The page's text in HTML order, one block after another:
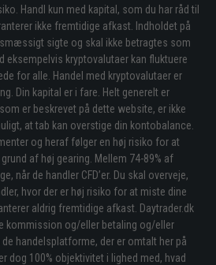
Handl kun med kapital, som du har råd til
ikke fremtidige afkast. Indholdet på
sigte og skal ikke betragtes som
eksempelvis kryptovalutaer kan fluktuere
for alle. Handel med kryptovalutaer er
Din kapital er i fare. Helt generelt er
er beskrevet på dette website, er ikke
at tab kan overstige din kontobalance.
og heraf følger en høj risiko for at
af høj gearing. Mellem 74-89% af
når de handler CFD’er. Du skal overveje,
hvor der er høj risiko for at miste dine
aldrig fremtidige afkast. Daytrader.dk
kommission og/eller betaling og/eller
handelsplatforme, der er omtalt her på
dog 100% objektivitet i lighed med, hvad